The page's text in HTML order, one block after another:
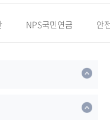
NPS국민연금 안